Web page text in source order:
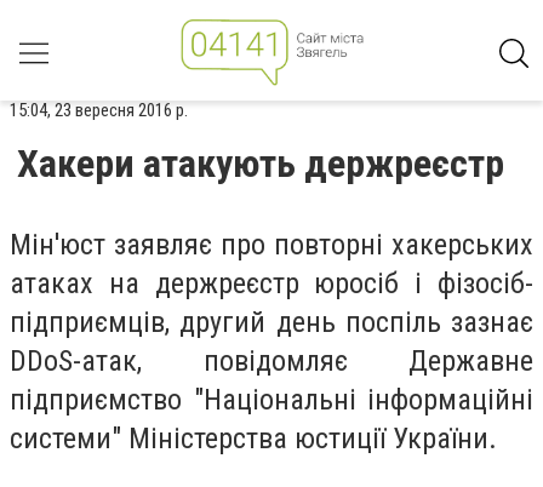
15:04, 23 вересня 2016 р.
Хакери атакують держреєстр
Мін'юст заявляє про повторні хакерських
атаках на держреєстр юросіб і фізосіб-
підприємців, другий день поспіль зазнає
DDоS-атак, повідомляє Державне
підприємство "Національні інформаційні
системи" Міністерства юстиції України.